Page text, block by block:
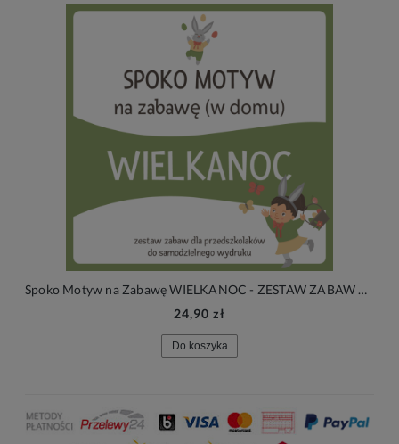
Spoko Motyw na Zabawę WIELKANOC - ZESTAW ZABAW DO DRUKU (60 stron)
24,90 zł
Do koszyka